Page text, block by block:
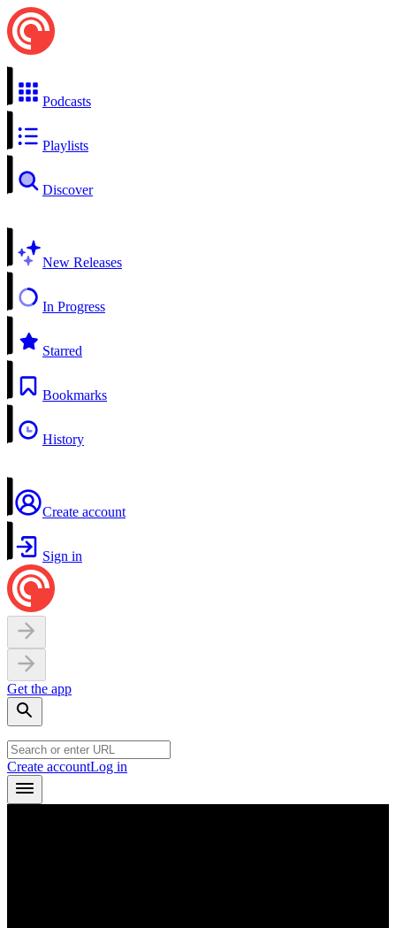
Podcasts
Playlists
Discover
New Releases
In Progress
Starred
Bookmarks
History
Create account
Sign in
Get the app
Create accountLog in